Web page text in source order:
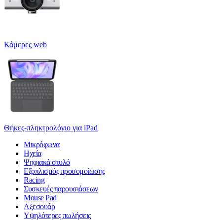
Κάμερες web
Θήκες-πληκτρολόγιο για iPad
Μικρόφωνα
Ηχεία
Ψηφιακά στυλό
Εξοπλισμός προσομοίωσης
Racing
Συσκευές παρουσιάσεων
Mouse Pad
Αξεσουάρ
Υψηλότερες πωλήσεις